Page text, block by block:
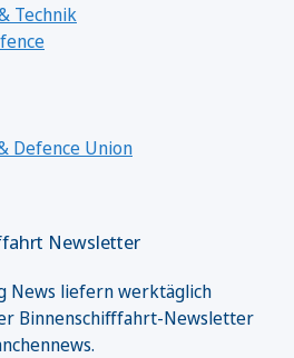
Technik
Defence Union
Newsletter
News liefern werktäglich
Binnenschifffahrt-Newsletter